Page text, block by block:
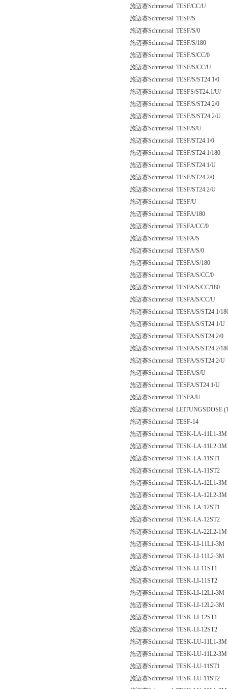
施迈赛Schmersal TESF/CC/U
施迈赛Schmersal TESF/S
施迈赛Schmersal TESF/S/0
施迈赛Schmersal TESF/S/180
施迈赛Schmersal TESF/S/CC/0
施迈赛Schmersal TESF/S/CC/U
施迈赛Schmersal TESF/S/ST24.1/0
施迈赛Schmersal TESFS/ST24.1/U/
施迈赛Schmersal TESF/S/ST24.2/0
施迈赛Schmersal TESF/S/ST24.2/U
施迈赛Schmersal TESF/S/U
施迈赛Schmersal TESF/ST24.1/0
施迈赛Schmersal TESF/ST24.1/180
施迈赛Schmersal TESF/ST24.1/U
施迈赛Schmersal TESF/ST24.2/0
施迈赛Schmersal TESF/ST24.2/U
施迈赛Schmersal TESF/U
施迈赛Schmersal TESFA/180
施迈赛Schmersal TESFA/CC/0
施迈赛Schmersal TESFA/S
施迈赛Schmersal TESFA/S/0
施迈赛Schmersal TESFA/S/180
施迈赛Schmersal TESFA/S/CC/0
施迈赛Schmersal TESFA/S/CC/180
施迈赛Schmersal TESFA/S/CC/U
施迈赛Schmersal TESFA/S/ST24.1/
施迈赛Schmersal TESFA/S/ST24.1/U
施迈赛Schmersal TESFA/S/ST24.2/0
施迈赛Schmersal TESFA/S/ST24.2/
施迈赛Schmersal TESFA/S/ST24.2/U
施迈赛Schmersal TESFA/S/U
施迈赛Schmersal TESFA/ST24.1/U
施迈赛Schmersal TESFA/U
施迈赛Schmersal LEITUNGSDOSE
施迈赛Schmersal TESF-14
施迈赛Schmersal TESK-LA-11L1-3M
施迈赛Schmersal TESK-LA-11L2-3M
施迈赛Schmersal TESK-LA-11ST1
施迈赛Schmersal TESK-LA-11ST2
施迈赛Schmersal TESK-LA-12L1-3M
施迈赛Schmersal TESK-LA-12L2-3M
施迈赛Schmersal TESK-LA-12ST1
施迈赛Schmersal TESK-LA-12ST2
施迈赛Schmersal TESK-LA-22L2-1M
施迈赛Schmersal TESK-LI-11L1-3M
施迈赛Schmersal TESK-LI-11L2-3M
施迈赛Schmersal TESK-LI-11ST1
施迈赛Schmersal TESK-LI-11ST2
施迈赛Schmersal TESK-LI-12L1-3M
施迈赛Schmersal TESK-LI-12L2-3M
施迈赛Schmersal TESK-LI-12ST1
施迈赛Schmersal TESK-LI-12ST2
施迈赛Schmersal TESK-LU-11L1-3M
施迈赛Schmersal TESK-LU-11L2-3M
施迈赛Schmersal TESK-LU-11ST1
施迈赛Schmersal TESK-LU-11ST2